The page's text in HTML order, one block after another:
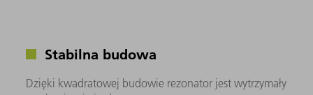
Stabilna budowa
Dzięki kwadratowej budowie rezonator jest wytrzymały